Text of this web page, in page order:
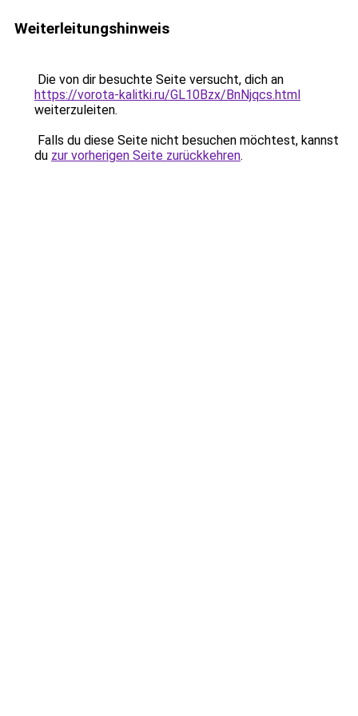
Weiterleitungshinweis
Die von dir besuchte Seite versucht, dich an
https://vorota-kalitki.ru/GL10Bzx/BnNjqcs.html
weiterzuleiten.
Falls du diese Seite nicht besuchen möchtest, kannst
du zur vorherigen Seite zurückkehren.